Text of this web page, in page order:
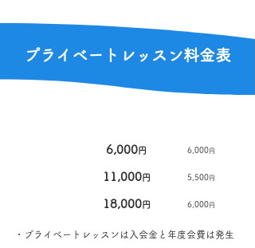
プライベートレッスン​料金表
6,000円 6,000円
11,000円 5,500円
18,000円 6,000円
・プライベートレッスンは入会金と年度会費は発生